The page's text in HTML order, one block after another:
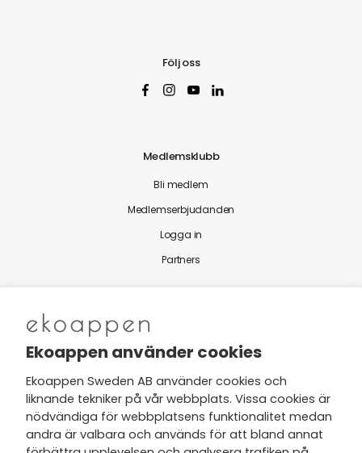
Följ oss
Medlemsklubb
Bli medlem
Medlemserbjudanden
Logga in
Partners
Nytt från Ekoappen
Jag har tagit del av Ekoappens
personuppgifts- och
integritetspolicyoch tar gärna del
Ekoappen använder cookies
Ekoappen Sweden AB använder cookies och
liknande tekniker på vår webbplats. Vissa cookies är
nödvändiga för webbplatsens funktionalitet medan
andra är valbara och används för att bland annat